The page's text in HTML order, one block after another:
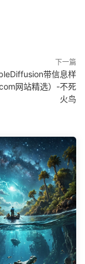
下一篇
带信息样
网站精选）-不死
火鸟